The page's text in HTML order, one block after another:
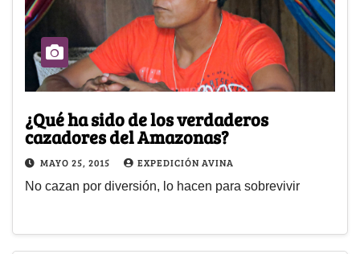
¿Qué ha sido de los verdaderos
cazadores del Amazonas?
MAYO 25, 2015 EXPEDICIÓN AVINA
No cazan por diversión, lo hacen para sobrevivir